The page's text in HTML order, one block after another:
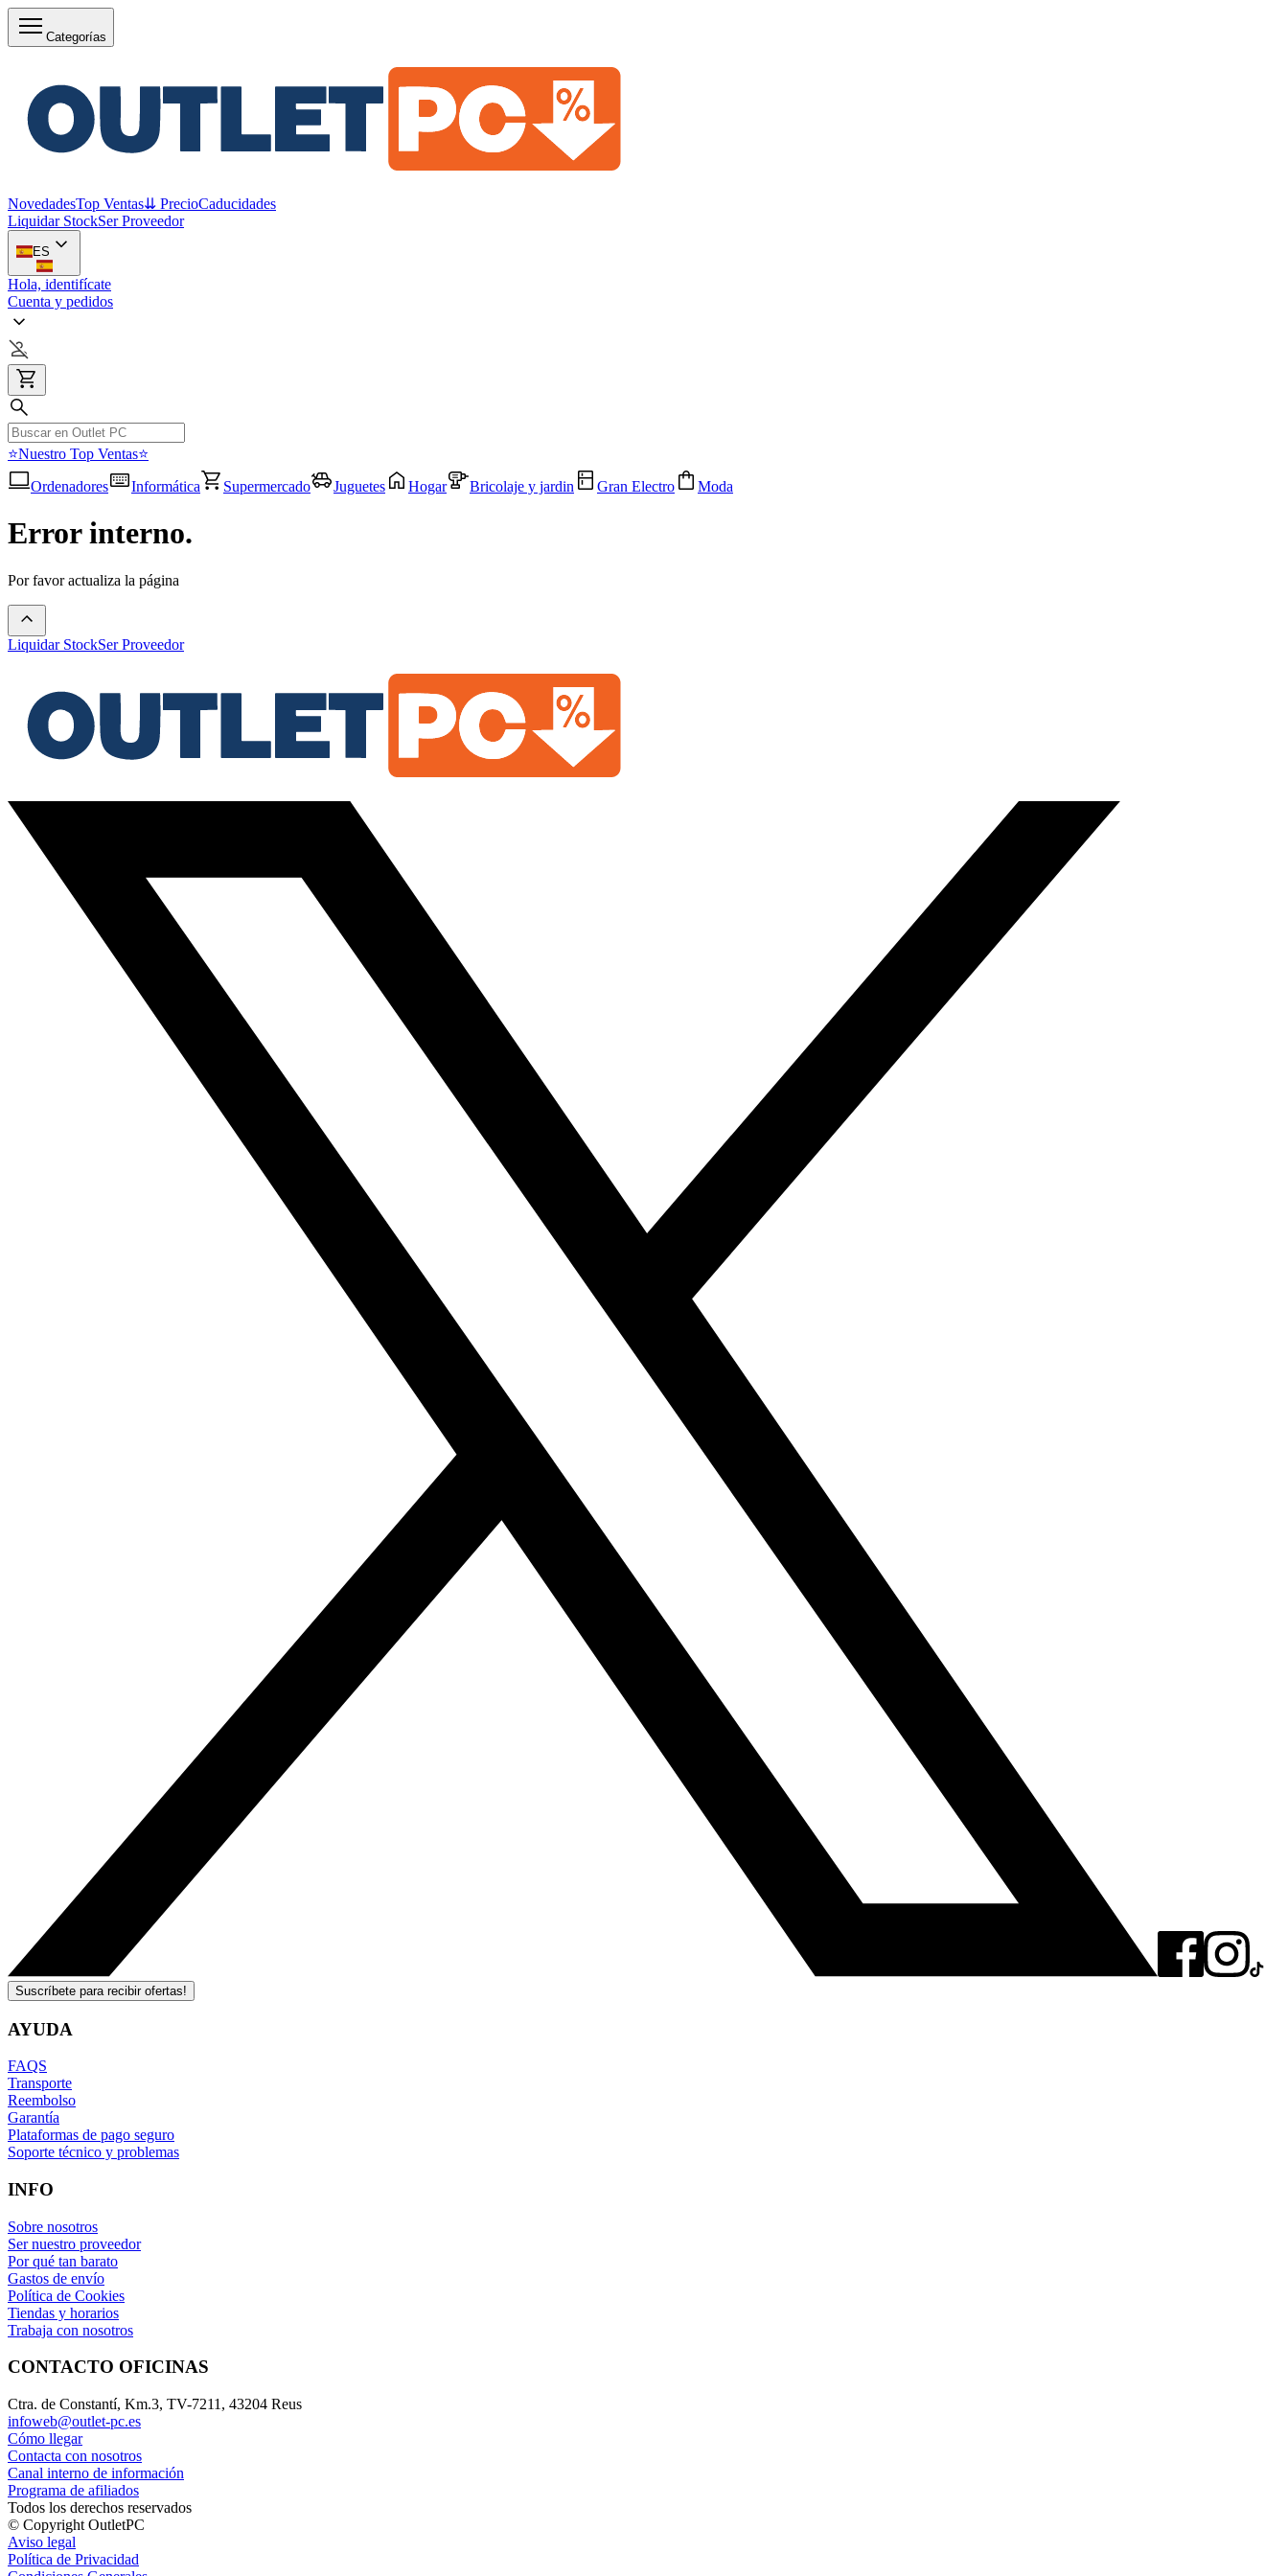
Categorías
NovedadesTop Ventas⇊ PrecioCaducidades
Liquidar StockSer Proveedor
ES
Hola, identifícate
Cuenta y pedidos
⭐Nuestro Top Ventas⭐
Ordenadores
Informática Supermercado Juguetes Hogar Bricolaje y jardin Gran Electro Moda
Error interno.
Por favor actualiza la página
Liquidar StockSer Proveedor
Suscríbete para recibir ofertas!
AYUDA
FAQS
Transporte
Reembolso
Garantía
Plataformas de pago seguro
Soporte técnico y problemas
INFO
Sobre nosotros
Ser nuestro proveedor
Por qué tan barato
Gastos de envío
Política de Cookies
Tiendas y horarios
Trabaja con nosotros
CONTACTO OFICINAS
Ctra. de Constantí, Km.3, TV-7211, 43204 Reus
infoweb@outlet-pc.es
Cómo llegar
Contacta con nosotros
Canal interno de información
Programa de afiliados
Todos los derechos reservados
© Copyright OutletPC
Aviso legal
Política de Privacidad